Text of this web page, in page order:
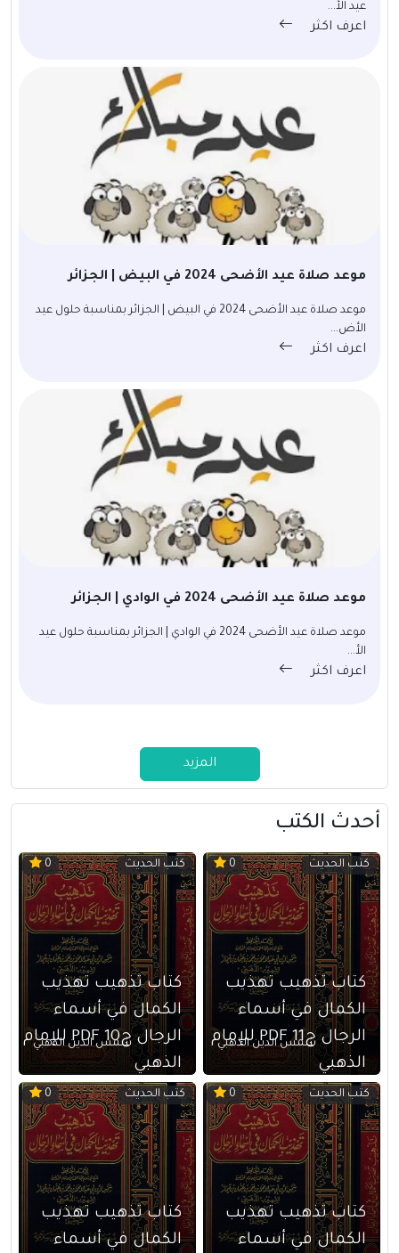
عيد الأ...
اعرف اكثر
موعد صلاة عيد الأضحى 2024 في البيض | الجزائر
موعد صلاة عيد الأضحى 2024 في البيض | الجزائر بمناسبة حلول عيد
الأض...
اعرف اكثر
موعد صلاة عيد الأضحى 2024 في الوادي | الجزائر
موعد صلاة عيد الأضحى 2024 في الوادي | الجزائر بمناسبة حلول عيد
الأ...
اعرف اكثر
المزيد
أحدث الكتب
كتب الحديث 0
كتاب تذهيب تهذيب
الكمال في أسماء
الرجال ج11 PDF للإمام
الذهبي
شمس الدين الذهبي
كتب الحديث 0
كتاب تذهيب تهذيب
الكمال في أسماء
الرجال ج10 PDF للإمام
الذهبي
شمس الدين الذهبي
كتب الحديث 0
كتاب تذهيب تهذيب
الكمال في أسماء
كتب الحديث 0
كتاب تذهيب تهذيب
الكمال في أسماء